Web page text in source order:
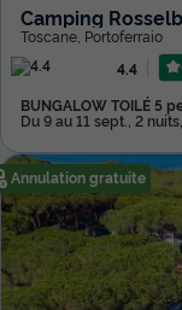
Camping
Toscane Portoferraio
4.4
BUNGALOW TOILÉ 5
Du 9 au 11 sept., 2
Annulation gratuite